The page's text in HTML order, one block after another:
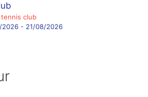
tennis club
2026 - 21/08/2026